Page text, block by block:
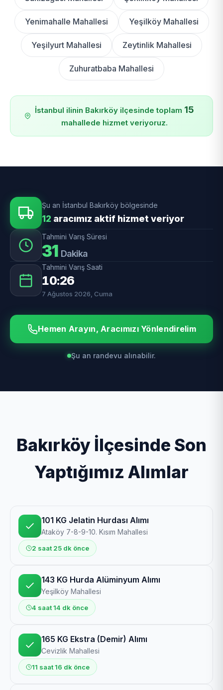
Yenimahalle Mahallesi Yeşilköy Mahallesi
Yeşilyurt Mahallesi Zeytinlik Mahallesi
Zuhuratbaba Mahallesi
İstanbul ilinin Bakırköy ilçesinde toplam 15
mahallede hizmet veriyoruz.
Şu an İstanbul Bakırköy bölgesinde
12 aracımız aktif hizmet veriyor
Tahmini Varış Süresi
31 Dakika
Tahmini Varış Saati
10:26
7 Ağustos 2026, Cuma
Hemen Arayın, Aracımızı Yönlendirelim
Şu an randevu alınabilir.
Bakırköy İlçesinde Son
Yaptığımız Alımlar
101 KG Jelatin Hurdası Alımı
Ataköy 7-8-9-10. Kısım Mahallesi
2 saat 25 dk önce
143 KG Hurda Alüminyum Alımı
Yeşilköy Mahallesi
4 saat 14 dk önce
165 KG Ekstra (Demir) Alımı
Cevizlik Mahallesi
11 saat 16 dk önce